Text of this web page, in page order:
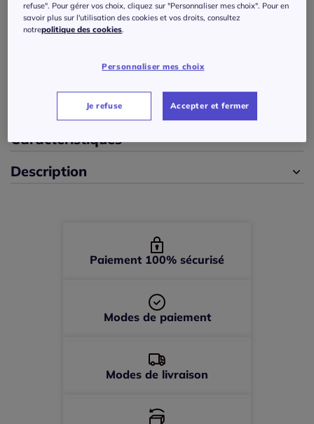
36 -Disponible dans 3 semaines
En stock
44 -En stock
Guide des tailles
Caractéristiques
Description
Paiement 100% sécurisé
Modes de paiement
Modes de livraison
refuse". Pour gérer vos choix, cliquez sur "Personnaliser mes choix". Pour en
savoir plus sur l'utilisation des cookies et vos droits, consultez
notrepolitique des cookies.
Personnaliser mes choix
Je refuse Accepter et fermer